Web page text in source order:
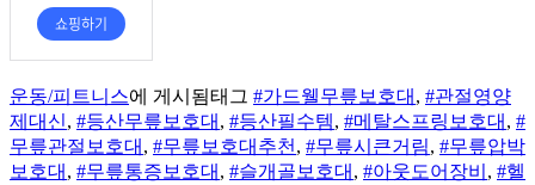
운동/피트니스에 게시됨태그 #가드웰무릎보호대 , #관절영양
제대신, #등산무릎보호대 , #등산필수템, #메탈스프링보호대 , #
무릎관절보호대 , #무릎보호대추천 , #무릎시큰거림, #무릎압박
보호대 , #무릎통증보호대 , #슬개골보호대 , #아웃도어장비 , #헬